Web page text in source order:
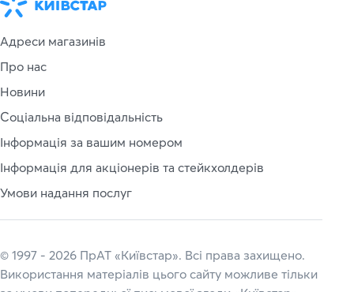
Адреси магазинів
Про нас
Новини
Соціальна відповідальність
Інформація за вашим номером
Інформація для акціонерів та стейкхолдерів
Умови надання послуг
© 1997 - 2026 ПрАТ «Київстар». Всі права захищено.
Використання матеріалів цього сайту можливе тільки